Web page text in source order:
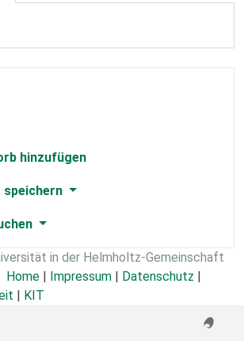
hinzufügen
speichern
in der Helmholtz-Gemeinschaft
Home | Impressum | Datenschutz |
| KIT